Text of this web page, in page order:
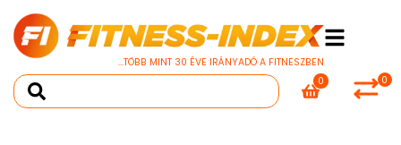
...TÖBB MINT 30 ÉVE IRÁNYADÓ A FITNESZBEN
0
0